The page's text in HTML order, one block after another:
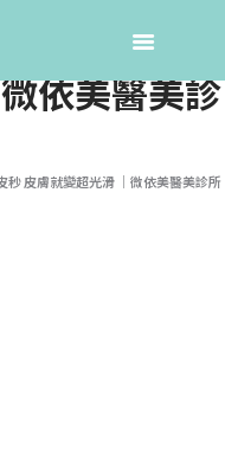
打一次皮秒
依美醫美診
秒 皮膚就變超光滑 ｜微依美醫美診所